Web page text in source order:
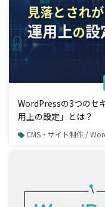
WordPressの3つのセ
用上の設定」とは？
CMS・サイト制作 /